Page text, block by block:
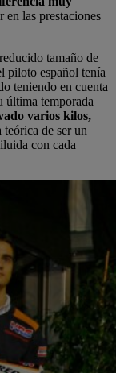
las prestaciones
tamaño de
piloto español tenía
teniendo en cuenta
última temporada
varios kilos,
de ser un
con cada